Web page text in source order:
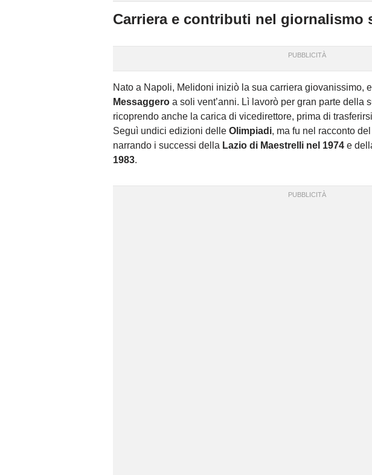
Carriera e contributi nel giornalismo
Nato a Napoli, Melidoni iniziò la sua carriera giovanissimo,
Messaggero a soli vent’anni. Lì lavorò per gran parte della
ricoprendo anche la carica di vicedirettore, prima di
Seguì undici edizioni delle Olimpiadi, ma fu nel racconto
narrando i successi della Lazio di Maestrelli nel 1974 e
1983.